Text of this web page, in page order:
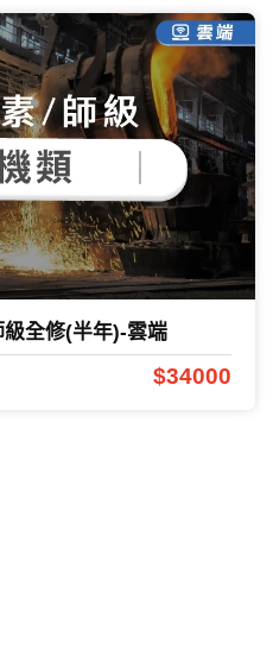
全修(半年)-雲端
$34000